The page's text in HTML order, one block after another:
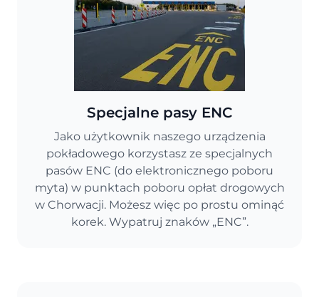
Specjalne pasy ENC
Jako użytkownik naszego urządzenia
pokładowego korzystasz ze specjalnych
pasów ENC (do elektronicznego poboru
myta) w punktach poboru opłat drogowych
w Chorwacji. Możesz więc po prostu ominąć
korek. Wypatruj znaków „ENC”.